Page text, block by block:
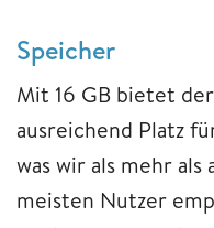
Speicher
Mit 16 GB bietet
ausreichend Platz
was wir als mehr
meisten Nutzer